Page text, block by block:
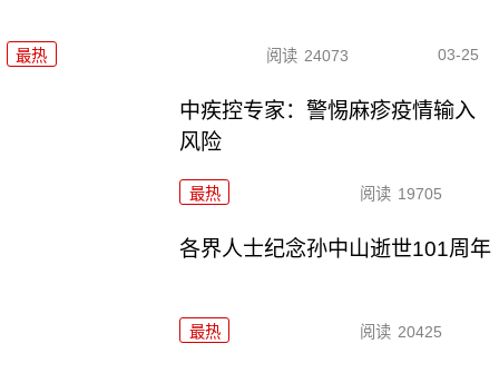
最热 阅读 24073 03-25
中疾控专家：警惕麻疹疫情输入
风险
最热 阅读 19705
各界人士纪念孙中山逝世101周年
最热 阅读 20425